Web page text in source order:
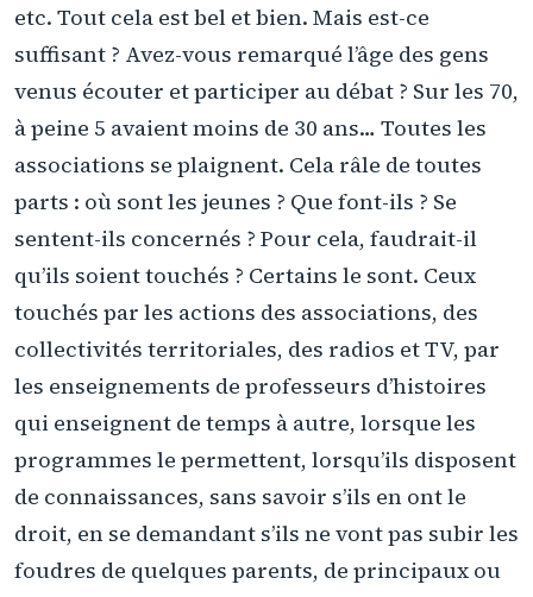
etc. Tout cela est bel et bien. Mais est-ce
suffisant ? Avez-vous remarqué l’âge des gens
venus écouter et participer au débat ? Sur les 70,
à peine 5 avaient moins de 30 ans… Toutes les
associations se plaignent. Cela râle de toutes
parts : où sont les jeunes ? Que font-ils ? Se
sentent-ils concernés ? Pour cela, faudrait-il
qu’ils soient touchés ? Certains le sont. Ceux
touchés par les actions des associations, des
collectivités territoriales, des radios et TV, par
les enseignements de professeurs d’histoires
qui enseignent de temps à autre, lorsque les
programmes le permettent, lorsqu’ils disposent
de connaissances, sans savoir s’ils en ont le
droit, en se demandant s’ils ne vont pas subir les
foudres de quelques parents, de principaux ou